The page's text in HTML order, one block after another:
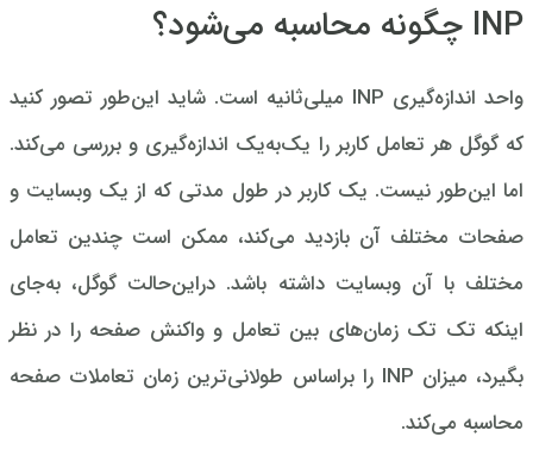
INP چگونه محاسبه می‌شود؟
واحد اندازه‌گیری INP میلی‌ثانیه است. شاید این‌طور تصور کنید
که گوگل هر تعامل کاربر را یک‌به‌یک اندازه‌گیری و بررسی می‌کند.
اما این‌طور نیست. یک کاربر در طول مدتی که از یک وبسایت و
صفحات مختلف آن بازدید می‌کند، ممکن است چندین تعامل
مختلف با آن وبسایت داشته باشد. دراین‌حالت گوگل، به‌جای
اینکه تک تک زمان‌های بین تعامل و واکنش صفحه را در نظر
بگیرد، میزان INP را براساس طولانی‌ترین زمان تعاملات صفحه
محاسبه می‌کند.